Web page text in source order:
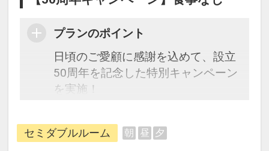
プランのポイント
日頃のご愛顧に感謝を込めて、設立
50周年を記念した特別キャンペーン
を実施！
ンよりもお得な特別価格にてご旅行
をご案内いたします。
セミダブルルーム 朝 昼 夕